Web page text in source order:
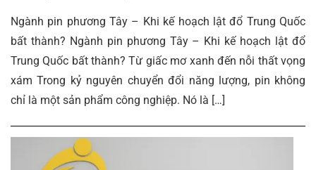
Ngành pin phương Tây – Khi kế hoạch lật đổ Trung Quốc
bất thành? Ngành pin phương Tây – Khi kế hoạch lật đổ
Trung Quốc bất thành? Từ giấc mơ xanh đến nỗi thất vọng
xám Trong kỷ nguyên chuyển đổi năng lượng, pin không
chỉ là một sản phẩm công nghiệp. Nó là […]